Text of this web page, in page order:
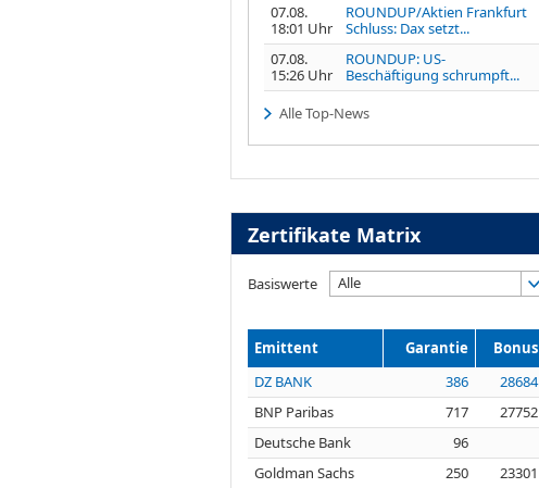
07.08.
18:01 Uhr
ROUNDUP/Aktien Frankfurt
Schluss: Dax setzt...
07.08.
15:26 Uhr
ROUNDUP: US-
Beschäftigung schrumpft...
Alle Top-News
Zertifikate Matrix
Basiswerte Alle
Emittent Garantie Bonus
DZ BANK
386 28684
BNP Paribas
717 27752
Deutsche Bank
96
Goldman Sachs
250 23301